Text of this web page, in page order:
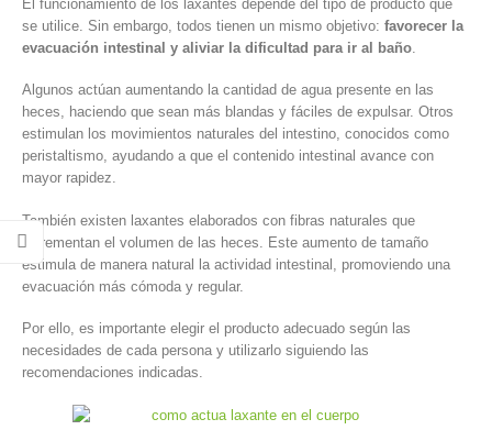
El funcionamiento de los laxantes depende del tipo de producto que
se utilice. Sin embargo, todos tienen un mismo objetivo: favorecer la
evacuación intestinal y aliviar la dificultad para ir al baño
Algunos actúan aumentando la cantidad de agua presente en las
heces, haciendo que sean más blandas y fáciles de expulsar. Otros
estimulan los movimientos naturales del intestino, conocidos como
peristaltismo, ayudando a que el contenido intestinal avance con
mayor rapidez.
También existen laxantes elaborados con fibras naturales que
incrementan el volumen de las heces. Este aumento de tamaño
estimula de manera natural la actividad intestinal, promoviendo una
evacuación más cómoda y regular.
Por ello, es importante elegir el producto adecuado según las
necesidades de cada persona y utilizarlo siguiendo las
recomendaciones indicadas.